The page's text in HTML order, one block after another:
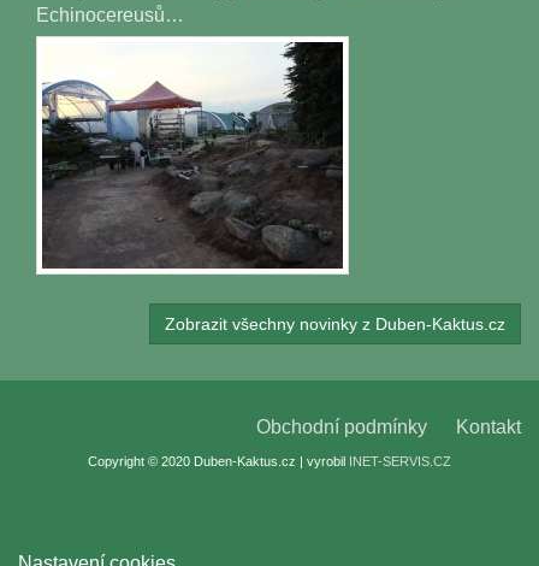
Echinocereusů…
Zobrazit všechny novinky z Duben-Kaktus.cz
Obchodní podmínky Kontakt
Copyright © 2020 Duben-Kaktus.cz | vyrobil INET-SERVIS.CZ